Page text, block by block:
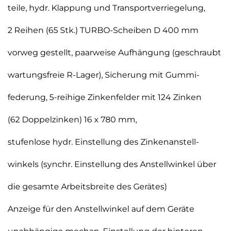
teile, hydr. Klappung und Transportverriegelung,
2 Reihen (65 Stk.) TURBO-Scheiben D 400 mm
vorweg gestellt, paarweise Aufhängung (geschraubte,
wartungsfreie R-Lager), Sicherung mit Gummi-
federung, 5-reihige Zinkenfelder mit 124 Zinken
(62 Doppelzinken) 16 x 780 mm,
stufenlose hydr. Einstellung des Zinkenanstell-
winkels (synchr. Einstellung des Anstellwinkel über
die gesamte Arbeitsbreite des Gerätes)
Anzeige für den Anstellwinkel auf dem Geräte